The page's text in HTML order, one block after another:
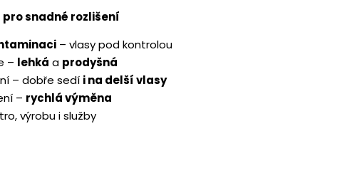
snadné rozlišení
– vlasy pod kontrolou
– lehká a prodyšná
– dobře sedí i na delší vlasy
– rychlá výměna
výrobu i služby